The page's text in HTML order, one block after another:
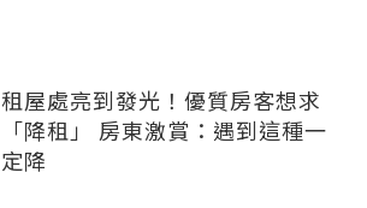
租屋處亮到發光！優質房客想求
「降租」 房東激賞：遇到這種一
定降